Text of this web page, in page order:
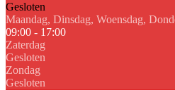
Gesloten
Maandag, Dinsdag, Woensdag,
09:00 - 17:00
Zaterdag
Gesloten
Zondag
Gesloten